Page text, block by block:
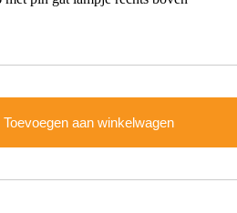
Toevoegen aan winkelwagen